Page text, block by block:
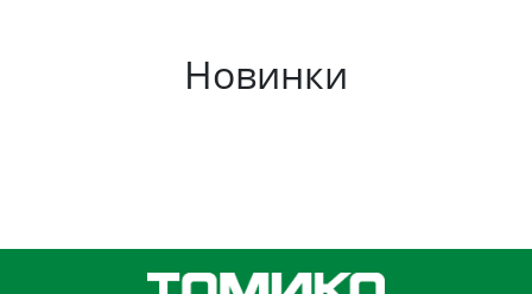
Новинки